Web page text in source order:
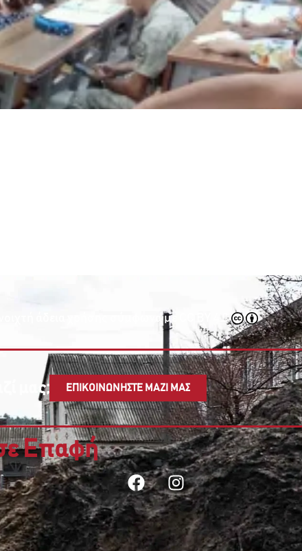
άδεια χρήσης σύμφωνα με CC BY 4.0
μας; ΕΠΙΚΟΙΝΩΝΗΣΤΕ ΜΑΖΙ ΜΑΣ
Επαφή